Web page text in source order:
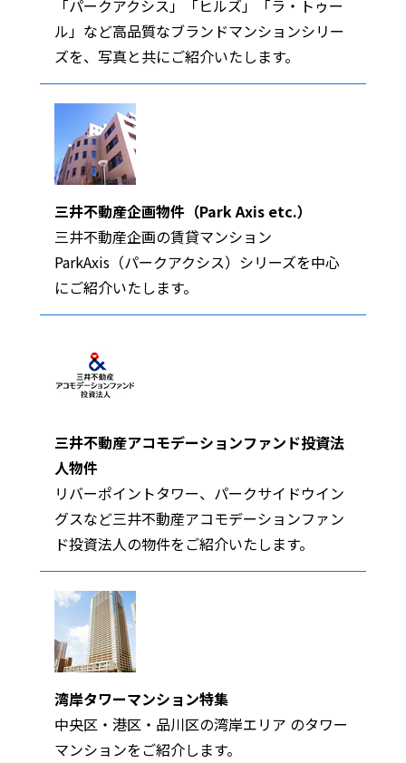
「パークアクシス」「ヒルズ」「ラ・トゥー
ル」など高品質なブランドマンションシリー
ズを、写真と共にご紹介いたします。
三井不動産企画物件（Park Axis etc.）
三井不動産企画の賃貸マンション
ParkAxis（パークアクシス）シリーズを中心
にご紹介いたします。
三井不動産アコモデーションファンド投資法
人物件
リバーポイントタワー、パークサイドウイン
グスなど三井不動産アコモデーションファン
ド投資法人の物件をご紹介いたします。
湾岸タワーマンション特集
中央区・港区・品川区の湾岸エリア のタワー
マンションをご紹介します。